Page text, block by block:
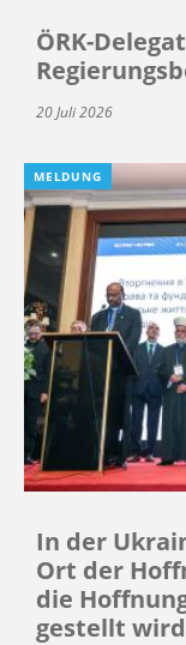
ÖRK-
20 Juli 2026
MELDUNG
In der
Ort der
die
gestellt